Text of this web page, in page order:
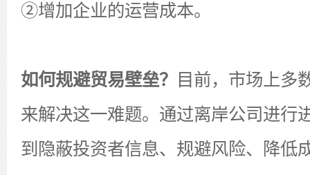
②增加企业的运营成本。
如何规避贸易壁垒？
目前，市场上多
来解决这一难题。通过离岸公司进行
到隐蔽投资者信息、规避风险、降低